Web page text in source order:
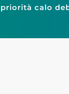
calo